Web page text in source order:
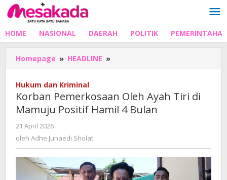
Lewati
ke
HOME NASIONAL DAERAH POLITIK
Homepage » HEADLINE »
Pemerkosaan
Tiri
di
Bulan
Hukum dan Kriminal
Korban Pemerkosaan Oleh Ayah Tiri di
Mamuju Positif Hamil 4 Bulan
21 April 2026
Adhe
oleh Adhe Junaedi Sholat